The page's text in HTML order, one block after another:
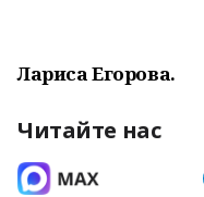
Лариса Егорова.
Читайте нас